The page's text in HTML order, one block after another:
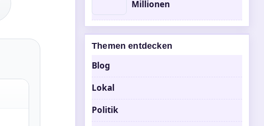
Millionen
Themen entdecken
Blog
Lokal
Politik